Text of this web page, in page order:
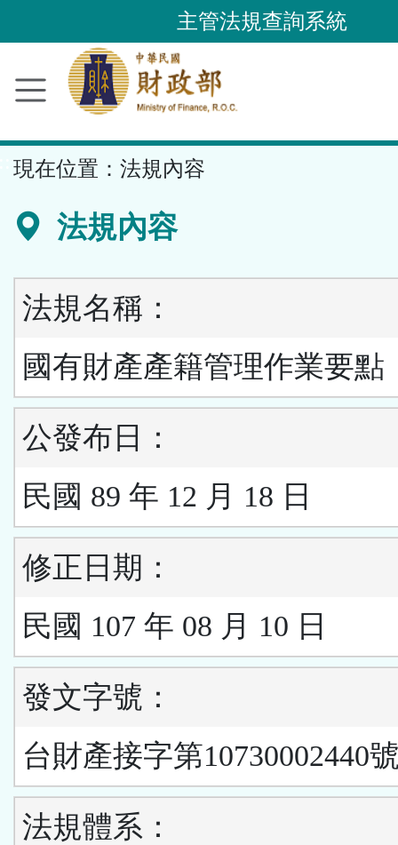
到
要
容
區
主管法規查詢系統
現在位置： 法規內容
法規內容
法規名稱：
國有財產產籍管理作業要點
公發布日：
民國 89 年 12 月 18 日
修正日期：
民國 107 年 08 月 10 日
發文字號：
台財產接字第10730002440
法規體系：